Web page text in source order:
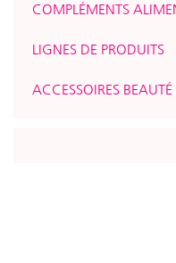
COMPLÉMENTS
LIGNES DE PRODUITS
ACCESSOIRES BEAUTÉ